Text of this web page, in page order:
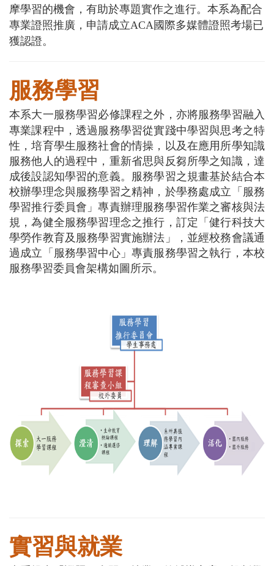
摩學習的機會，有助於專題實作之進行。本系為配合
專業證照推廣，申請成立ACA國際多媒體證照考場已
獲認證。
服務學習
本系大一服務學習必修課程之外，亦將服務學習融入
專業課程中，透過服務學習從實踐中學習與思考之特
性，培育學生服務社會的情操，以及在應用所學知識
服務他人的過程中，重新省思與反芻所學之知識，達
成後設認知學習的意義。 服務學習之規畫基於結合本
校辦學理念與服務學習之精神，於學務處成立「服務
學習推行委員會」專責辦理服務學習作業之審核與法
規，為健全服務學習理念之推行，訂定「健行科技大
學勞作教育及服務學習實施辦法」，並經校務會議通
過成立「服務學習中心」專責服務學習之執行，本校
服務學習委員會架構如圖所示。
實習與就業